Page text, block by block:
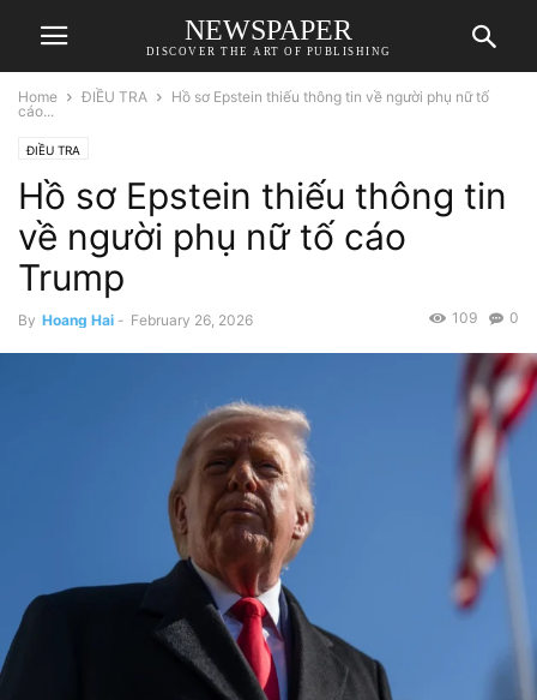
NEWSPAPER
DISCOVER THE ART OF PUBLISHING
Home ĐIỀU TRA
Hồ sơ Epstein thiếu thông tin về người phụ nữ tố
cáo...
ĐIỀU TRA
Hồ sơ Epstein thiếu thông tin
về người phụ nữ tố cáo
Trump
By Hoang Hai - February 26, 2026 0
109